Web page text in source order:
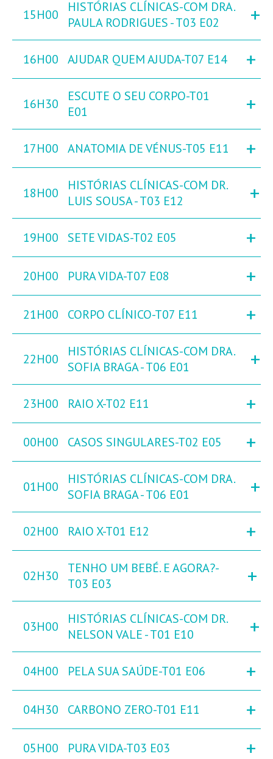
15H00
HISTÓRIAS CLÍNICAS-COM DRA.
PAULA RODRIGUES - T03 E02
+
16H00 AJUDAR QUEM AJUDA-T07 E14 +
16H30
ESCUTE O SEU CORPO-T01
E01
+
17H00 ANATOMIA DE VÉNUS-T05 E11 +
18H00
HISTÓRIAS CLÍNICAS-COM DR.
LUIS SOUSA - T03 E12
+
19H00 SETE VIDAS-T02 E05 +
20H00 PURA VIDA-T07 E08 +
21H00 CORPO CLÍNICO-T07 E11 +
22H00
HISTÓRIAS CLÍNICAS-COM DRA.
SOFIA BRAGA - T06 E01
+
23H00 RAIO X-T02 E11 +
00H00 CASOS SINGULARES-T02 E05 +
01H00
HISTÓRIAS CLÍNICAS-COM DRA.
SOFIA BRAGA - T06 E01
+
02H00 RAIO X-T01 E12 +
02H30
TENHO UM BEBÉ. E AGORA?-
T03 E03
+
03H00
HISTÓRIAS CLÍNICAS-COM DR.
NELSON VALE - T01 E10
+
04H00 PELA SUA SAÚDE-T01 E06 +
04H30 CARBONO ZERO-T01 E11 +
05H00 PURA VIDA-T03 E03 +